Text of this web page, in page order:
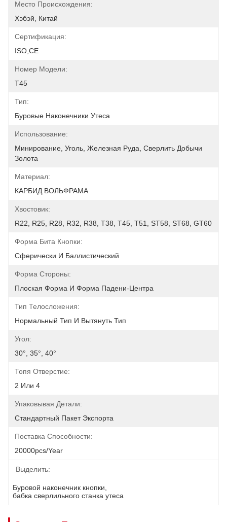
Место Происхождения:
Хэбэй, Китай
Сертификация:
ISO,CE
Номер Модели:
Т45
Тип:
Буровые Наконечники Утеса
Использование:
Минирование, Уголь, Железная Руда, Сверлить Добычи
Золота
Материал:
КАРБИД ВОЛЬФРАМА
Хвостовик:
R22, R25, R28, R32, R38, T38, T45, T51, ST58, ST68, GT60
Форма Бита Кнопки:
Сферически И Баллистический
Форма Стороны:
Плоская Форма И Форма Падени-Центра
Тип Телосложения:
Нормальный Тип И Вытянуть Тип
Угол:
30°, 35°, 40°
Топя Отверстие:
2 Или 4
Упаковывая Детали:
Стандартный Пакет Экспорта
Поставка Способности:
20000pcs/year
Выделить:
Буровой наконечник кнопки
бабка сверлильного станка утеса